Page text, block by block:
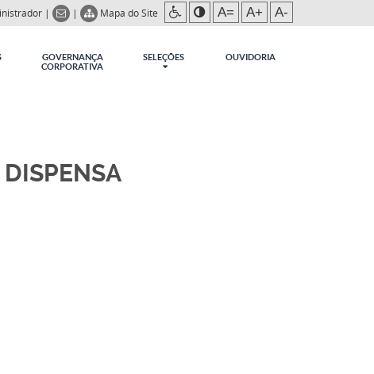
| | Mapa do Site A= A+ A-
GOVERNANÇA
CORPORATIVA
SELEÇÕES OUVIDORIA